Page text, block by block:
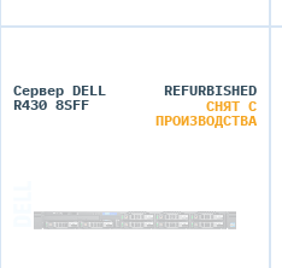
Сервер DELL
R430 8SFF
REFURBISHED
СНЯТ С
ПРОИЗВОДСТВА